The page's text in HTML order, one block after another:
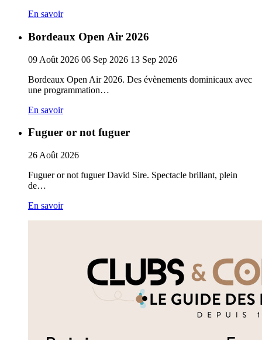
En savoir
Bordeaux Open Air 2026
09 Août 2026 06 Sep 2026 13 Sep 2026
Bordeaux Open Air 2026. Des évènements dominicaux avec
une programmation…
En savoir
Fuguer or not fuguer
26 Août 2026
Fuguer or not fuguer David Sire. Spectacle brillant, plein
de…
En savoir